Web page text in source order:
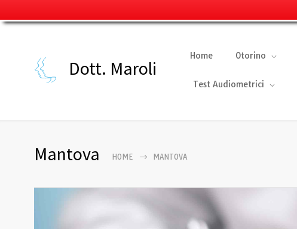
Dott. Maroli
Home Otorino
Test Audiometrici
Mantova HOME MANTOVA